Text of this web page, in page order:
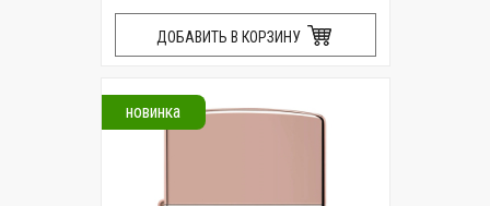
ДОБАВИТЬ В КОРЗИНУ
новинка